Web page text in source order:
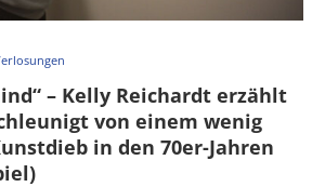
– Kelly Reichardt erzählt
von einem wenig
in den 70er-Jahren